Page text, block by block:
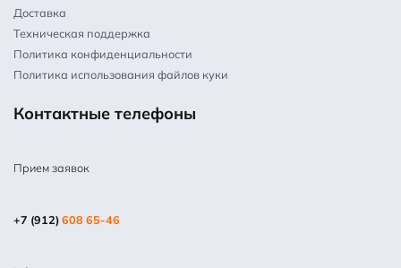
Доставка
Техническая поддержка
Политика конфиденциальности
Политика использования файлов куки
Контактные телефоны
Прием заявок
+7 (912)608 65-46